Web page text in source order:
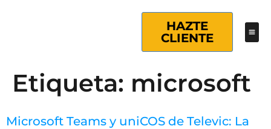
HAZTE
CLIENTE
Etiqueta: microsoft
Microsoft Teams y uniCOS de Televic: La